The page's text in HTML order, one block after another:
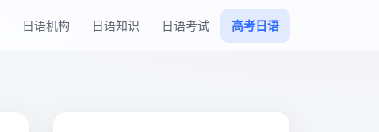
日语机构 日语知识 日语考试 高考日语